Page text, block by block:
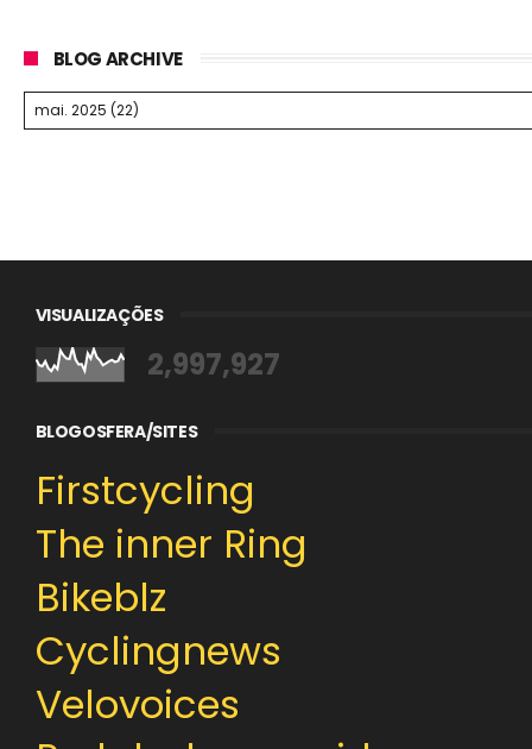
BLOG ARCHIVE
VISUALIZAÇÕES
2,997,927
BLOGOSFERA/SITES
Firstcycling
The inner Ring
Bikeblz
Cyclingnews
Velovoices